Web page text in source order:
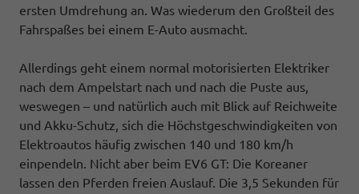
ersten Umdrehung an. Was wiederum den Großteil des
Fahrspaßes bei einem E-Auto ausmacht.
Allerdings geht einem normal motorisierten Elektriker
nach dem Ampelstart nach und nach die Puste aus,
weswegen – und natürlich auch mit Blick auf Reichweite
und Akku-Schutz, sich die Höchstgeschwindigkeiten von
Elektroautos häufig zwischen 140 und 180 km/h
einpendeln. Nicht aber beim EV6 GT: Die Koreaner
lassen den Pferden freien Auslauf. Die 3,5 Sekunden für